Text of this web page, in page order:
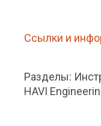
Ссылки и
Разделы:
HAVI